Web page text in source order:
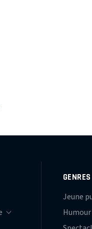
GENRES
Jeune